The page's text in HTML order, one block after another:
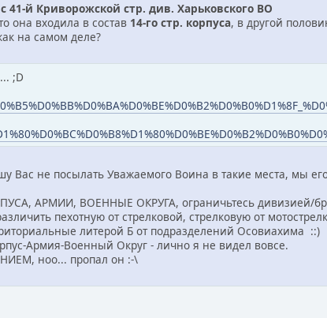
с 41-й Криворожской стр. див. Харьковского ВО
она входила в состав 14-го стр. корпуса, в другой
на самом деле?
;D
Вас не посылать Уважаемого Воина в такие места, мы
АРМИИ, ВОЕННЫЕ ОКРУГА, ограничьтесь дивизией/
пехотную от стрелковой, стрелковую от
литерой Б от подразделений Осовиахима ::)
Армия-Военный Округ - лично я не видел вовсе.
ноо... пропал он :-\